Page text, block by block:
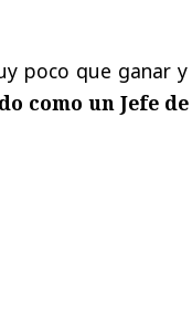
poco que ganar
como un Jefe